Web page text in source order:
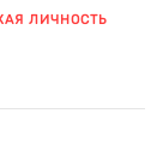
ЛИЧНОСТЬ